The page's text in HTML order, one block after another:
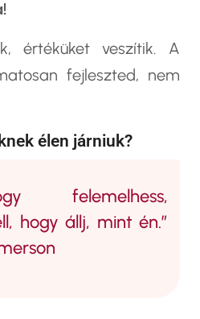
értéküket veszítik. A
fejleszted, nem
élen járniuk?
felemelhess,
hogy állj, mint én.”